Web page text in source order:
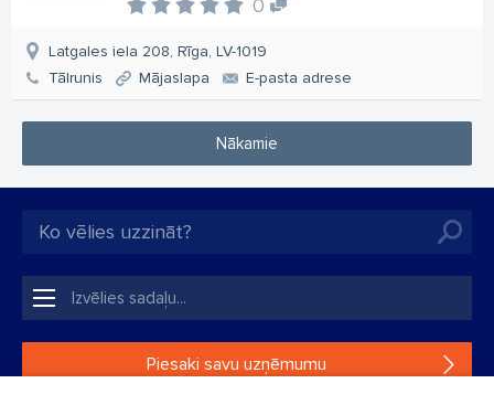
0
Latgales iela 208, Rīga, LV-1019
Tālrunis
Mājaslapa E-pasta adrese
Nākamie
Piesaki savu uzņēmumu